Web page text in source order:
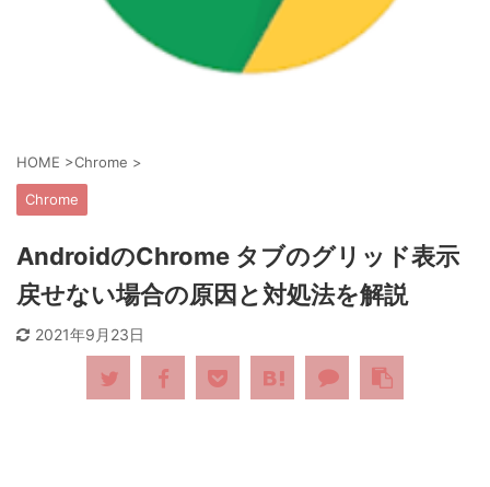
HOME >Chrome >
Chrome
AndroidのChrome タブのグリッド表示
戻せない場合の原因と対処法を解説
2021年9月23日